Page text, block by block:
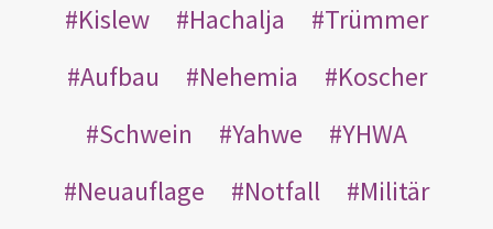
Kislew
Hachalja
Trümmer
Aufbau
Nehemia
Koscher
Schwein
Yahwe
YHWA
Neuauflage
Notfall
Militär